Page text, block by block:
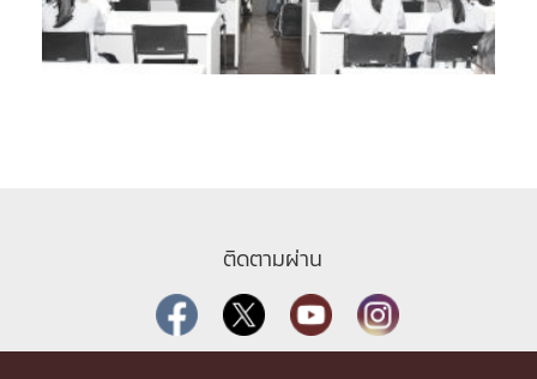
ติดตามผ่าน